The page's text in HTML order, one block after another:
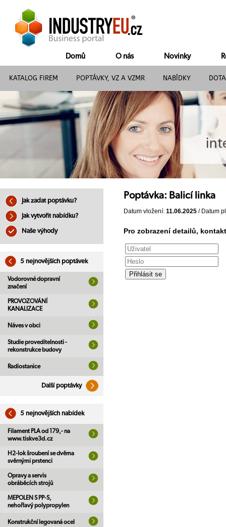
Domů O nás Novinky
KATALOG FIREM POPTÁVKY, VZ A VZMR NABÍDKY
Jak zadat poptávku?
Jak vytvořit nabídku?
Naše výhody
5 nejnovějších poptávek
Vodorovné dopravní
značení
PROVOZOVÁNÍ
KANALIZACE
Náves v obci
Studie proveditelnosti -
rekonstrukce budovy
Radiostanice
Další poptávky
5 nejnovějších nabídek
Filament PLA od 179,- na
www.tiskve3d.cz
H2-lok šroubení se dvěma
svěrnými prstenci
Opravy a servis
obráběcích strojů
MEPOLEN S PP-S,
nehořlavý polypropylen
Konstrukční legovaná ocel
Poptávka: Balicí linka
Datum vložení: 11.06.2025 / Datum
Pro zobrazení detailů,